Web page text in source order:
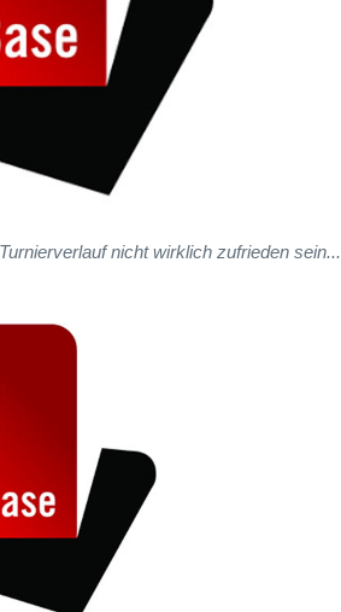
nicht wirklich zufrieden sein...